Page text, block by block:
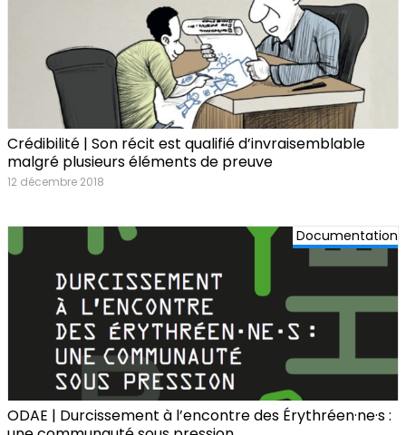
Crédibilité | Son récit est qualifié d’invraisemblable
malgré plusieurs éléments de preuve
12 décembre 2018
Documentation
ODAE | Durcissement à l’encontre des Érythréen·ne·s :